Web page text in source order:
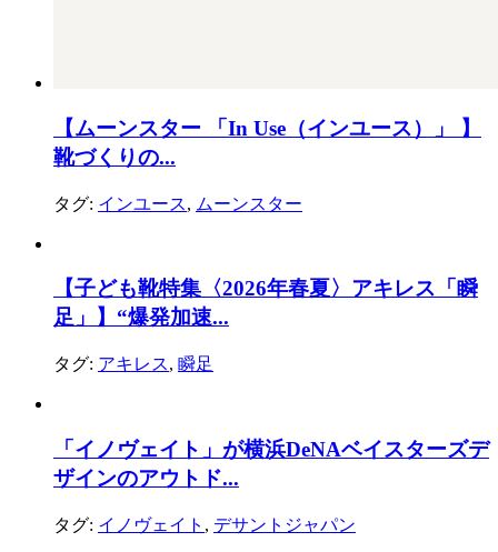
【ムーンスター 「In Use（インユース）」 】
靴づくりの...
タグ: インユース, ムーンスター
【子ども靴特集〈2026年春夏〉アキレス「瞬
足」】“爆発加速...
タグ: アキレス, 瞬足
「イノヴェイト」が横浜DeNAベイスターズデ
ザインのアウトド...
タグ: イノヴェイト , デサントジャパン